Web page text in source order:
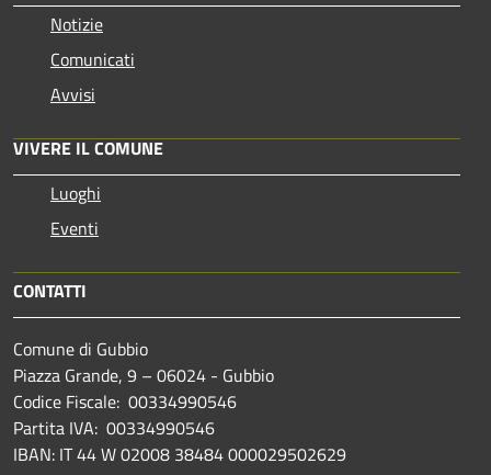
Notizie
Comunicati
Avvisi
VIVERE IL COMUNE
Luoghi
Eventi
CONTATTI
Comune di Gubbio
Piazza Grande, 9 – 06024 - Gubbio
Codice Fiscale: 00334990546
Partita IVA: 00334990546
IBAN: IT 44 W 02008 38484 000029502629